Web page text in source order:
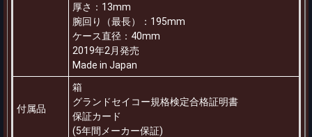
厚さ：13mm
腕回り（最長）：195mm
ケース直径：40mm
2019年2月発売
Made in Japan
付属品
箱
グランドセイコー規格検定合格証明書
保証カード
(5年間メーカー保証)